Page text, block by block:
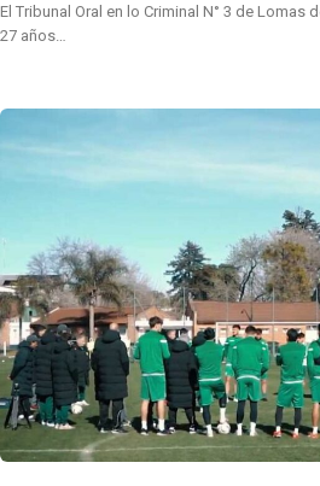
El Tribunal Oral en lo Criminal N° 3 de Lomas
27 años…